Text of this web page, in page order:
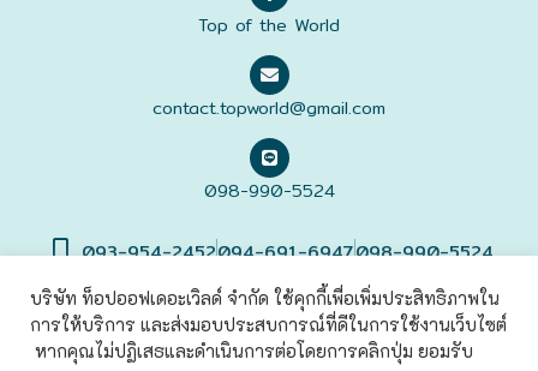
Top of the World
contact.topworld@gmail.com
098-990-5524
093-954-2452094-691-6947098-990-5524
©2022 Top of The World Co., Ltd. All rights Reserved. | เข้าสู่
บริษัท ท็อปออฟเดอะเวิลด์ จำกัด ใช้คุกกี้เพื่อเพิ่มประสิทธิภาพใน
การให้บริการ และส่งมอบประสบการณ์ที่ดีในการใช้งานเว็บไซต์
หากคุณไม่ปฏิเสธและดำเนินการต่อโดยการคลิกปุ่ม ยอมรับ